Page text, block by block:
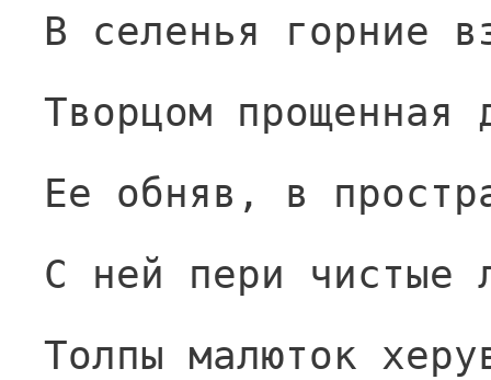
В селенья горние
Творцом прощенная
Ее обняв, в
С ней пери чистые
Толпы малюток